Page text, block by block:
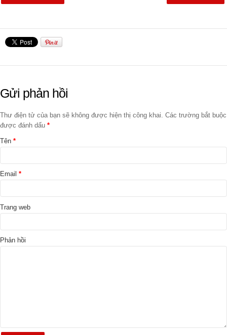
Gửi phản hồi
Thư điện tử của bạn sẽ không được hiện thị công khai. Các trường bắt buộc
được đánh dấu *
Tên *
Email *
Trang web
Phản hồi